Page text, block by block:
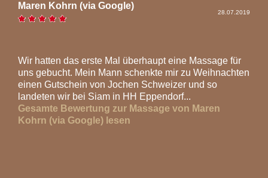
Maren Kohrn (via Google)
28.07.2019
Wir hatten das erste Mal überhaupt eine Massage für
uns gebucht. Mein Mann schenkte mir zu Weihnachten
einen Gutschein von Jochen Schweizer und so
landeten wir bei Siam in HH Eppendorf...
Gesamte Bewertung zur Massage von Maren
Kohrn (via Google) lesen